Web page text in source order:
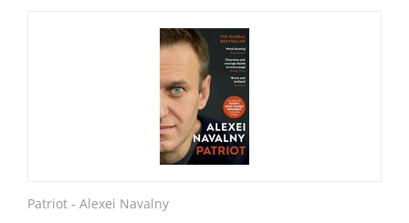
Patriot - Alexei Navalny